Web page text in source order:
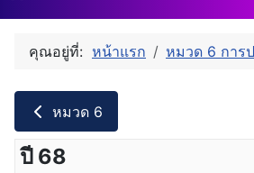
คุณอยู่ที่: หน้าแรก หมวด 6 การ
หมวด 6
ปี 68